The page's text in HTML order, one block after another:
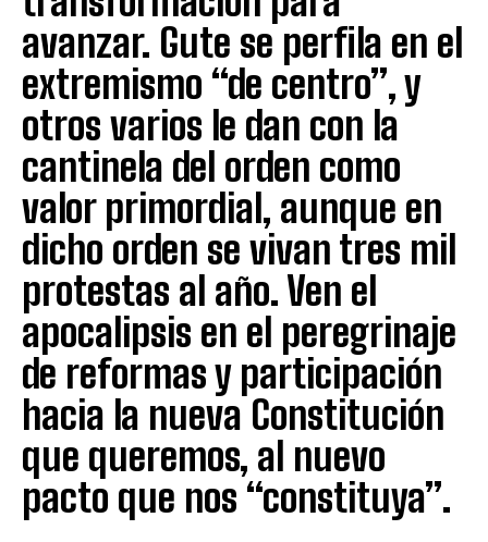
avanzar. Gute se perfila en el
extremismo “de centro”, y
otros varios le dan con la
cantinela del orden como
valor primordial, aunque en
dicho orden se vivan tres mil
protestas al año. Ven el
apocalipsis en el peregrinaje
de reformas y participación
hacia la nueva Constitución
que queremos, al nuevo
pacto que nos “constituya”.